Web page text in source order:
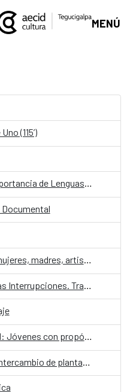
MENÚ
(115’)
IV Taller Nacional sobre la Importancia de Lenguas para las Poblaciones Indígenas y Afrohondureñas
Documental
Conversatorio: mamíferas, mujeres, madres, artistas contra la violencia de género
Jornada Científica "Superar las Interrupciones. Transformar la respuesta al VIH 2025"
Taller de bienestar emocional: Jóvenes con propósito